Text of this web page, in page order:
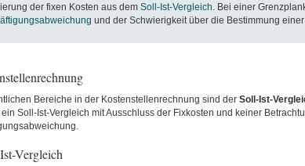
der fixen Kosten aus dem Soll-Ist-Vergleich. Bei einer
und der Schwierigkeit über die Bestimmung
Bereiche in der Kostenstellenrechnung sind der Soll-Ist-
Soll-Ist-Vergleich mit Ausschluss der Fixkosten und keiner
Vergleich